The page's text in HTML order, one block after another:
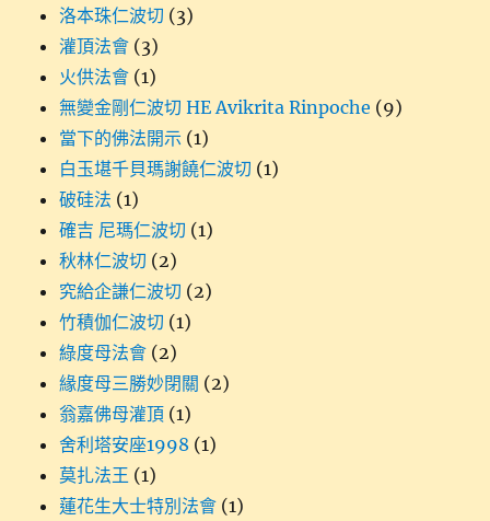
洛本珠仁波切 (3)
灌頂法會 (3)
火供法會 (1)
無變金剛仁波切 HE Avikrita Rinpoche (9)
當下的佛法開示 (1)
白玉堪千貝瑪謝饒仁波切 (1)
破硅法 (1)
確吉 尼瑪仁波切 (1)
秋林仁波切 (2)
究給企謙仁波切 (2)
竹積伽仁波切 (1)
綠度母法會 (2)
緣度母三勝妙閉關 (2)
翁嘉佛母灌頂 (1)
舍利塔安座1998 (1)
莫扎法王 (1)
蓮花生大士特別法會 (1)